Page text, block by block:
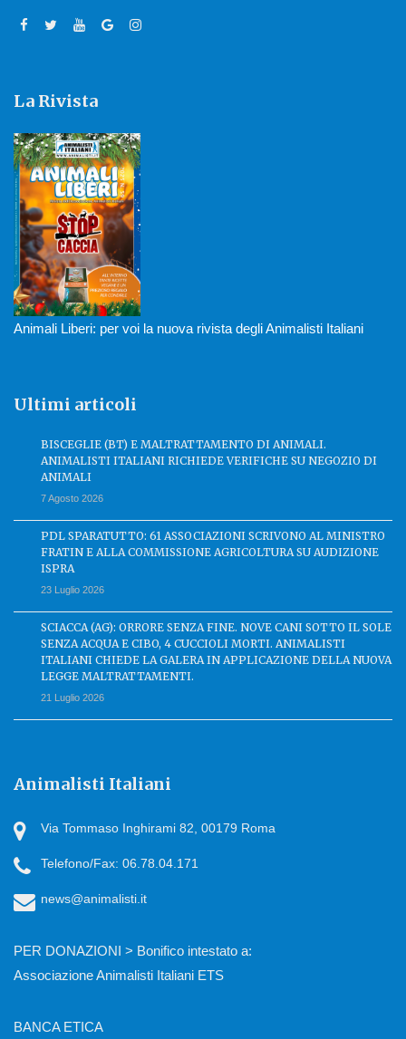
La Rivista
Animali Liberi: per voi la nuova rivista degli Animalisti Italiani
Ultimi articoli
BISCEGLIE (BT) E MALTRATTAMENTO DI ANIMALI.
ANIMALISTI ITALIANI RICHIEDE VERIFICHE SU NEGOZIO DI
ANIMALI
7 Agosto 2026
PDL SPARATUTTO: 61 ASSOCIAZIONI SCRIVONO AL MINISTRO
FRATIN E ALLA COMMISSIONE AGRICOLTURA SU AUDIZIONE
ISPRA
23 Luglio 2026
SCIACCA (AG): ORRORE SENZA FINE. NOVE CANI SOTTO IL SOLE
SENZA ACQUA E CIBO, 4 CUCCIOLI MORTI. ANIMALISTI
ITALIANI CHIEDE LA GALERA IN APPLICAZIONE DELLA NUOVA
LEGGE MALTRATTAMENTI.
21 Luglio 2026
Animalisti Italiani
Via Tommaso Inghirami 82, 00179 Roma
Telefono/Fax: 06.78.04.171
news@animalisti.it
PER DONAZIONI > Bonifico intestato a:
Associazione Animalisti Italiani ETS
BANCA ETICA